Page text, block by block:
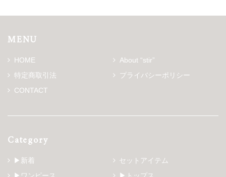
MENU
HOME
About “stir”
特定商取引法
プライバシーポリシー
CONTACT
Category
▶新着
セットアイテム
▶ワンピース
▶トップス